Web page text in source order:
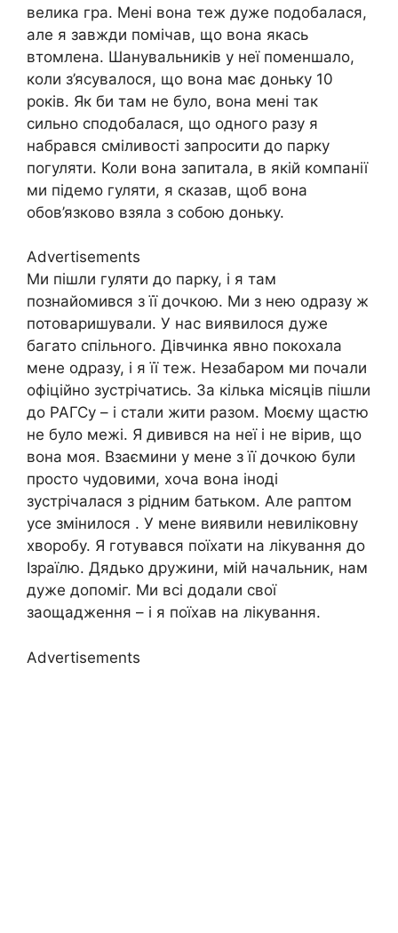
велика гра. Мені вона теж дуже подобалася,
але я завжди помічав, що вона якась
втомлена. Шанувальників у неї поменшало,
коли з’ясувалося, що вона має доньку 10
років. Як би там не було, вона мені так
сильно сподобалася, що одного разу я
набрався сміливості запросити до парку
погуляти. Коли вона запитала, в якій компанії
ми підемо гуляти, я сказав, щоб вона
обов’язково взяла з собою доньку.
Advertisements
Ми пішли гуляти до парку, і я там
познайомився з її дочкою. Ми з нею одразу ж
потоваришували. У нас виявилося дуже
багато спільного. Дівчинка явно покохала
мене одразу, і я її теж. Незабаром ми почали
офіційно зустрічатись. За кілька місяців пішли
до РАГСу – і стали жити разом. Моєму щастю
не було межі. Я дивився на неї і не вірив, що
вона моя. Взаємини у мене з її дочкою були
просто чудовими, хоча вона іноді
зустрічалася з рідним батьком. Але раптом
усе змінилося . У мене виявили невиліковну
хворобу. Я готувався поїхати на лікування до
Ізраїлю. Дядько дружини, мій начальник, нам
дуже допоміг. Ми всі додали свої
заощадження – і я поїхав на лікування.
Advertisements